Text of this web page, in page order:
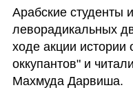
Арабские студенты
леворадикальных
ходе акции истории
оккупантов" и
Махмуда Дарвиша.